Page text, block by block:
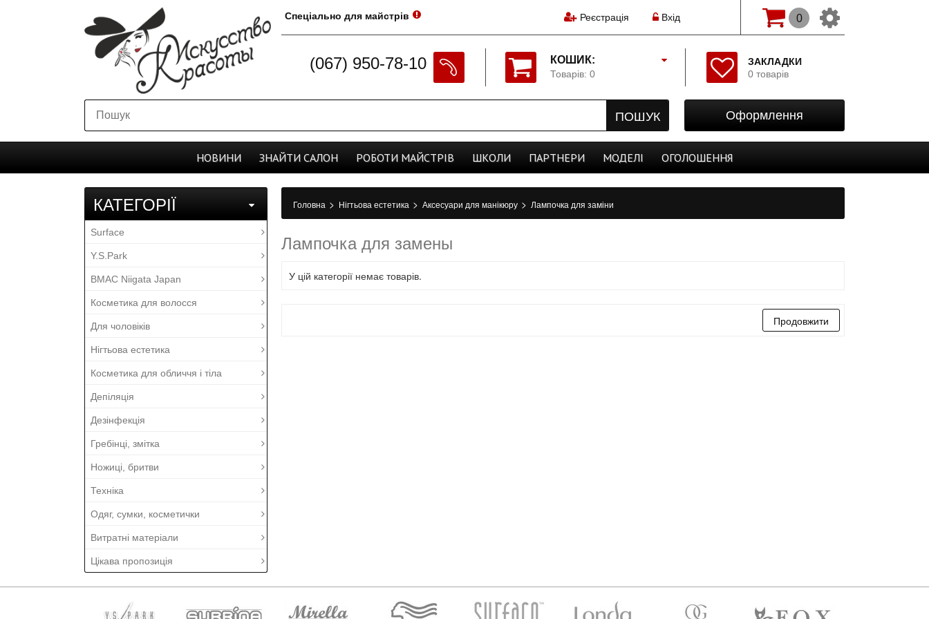
Реєстрація Вхід
Спеціально для майстрів
КОШИК:
Товарів: 0
ПОШУК
(067) 950-78-10
Оформлення
ЗАКЛАДКИ
0 товарів
0
Початок
Реєстрація
Закладки
НОВИНИ ЗНАЙТИ CАЛОН РОБОТИ МАЙСТРІВ ШКОЛИ ПАРТНЕРИ МОДЕЛІ ОГОЛОШЕННЯ
КАТЕГОРІЇ
Surface
Y.S.Park
BMAC Niigata Japan
Косметика для волосся
Для чоловіків
Нігтьова естетика
Косметика для обличчя і тіла
Депіляція
Дезінфекція
Гребінці, змітка
Ножиці, бритви
Техніка
Одяг, сумки, косметички
Витратні матеріали
Цікава пропозиція
Головна > Нігтьова естетика > Аксесуари для манікюру > Лампочка для заміни
Лампочка для замены
У цій категорії немає товарів.
Продовжити